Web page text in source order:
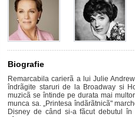
Biografie
Remarcabila carierã a lui Julie
îndrãgite staruri de la Broadway si
muzicã se întinde pe durata mai
munca sa. „Printesa îndãrãtnicã"
Disney de când si-a fãcut debutul